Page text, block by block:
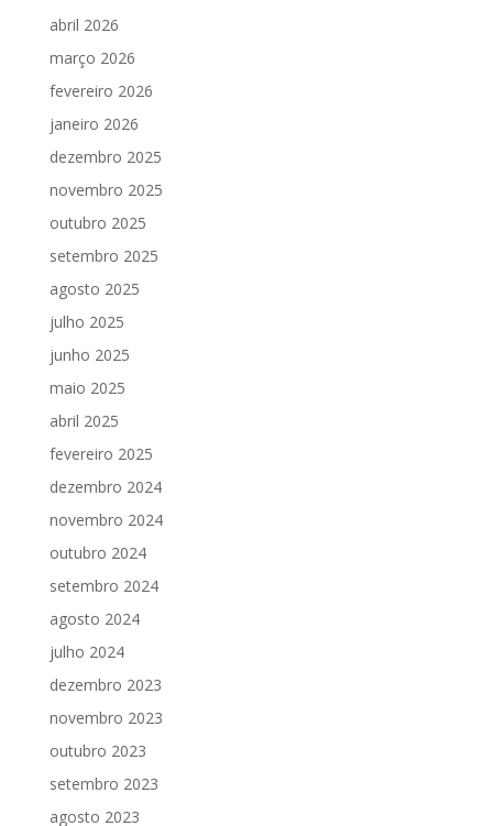
abril 2026
março 2026
fevereiro 2026
janeiro 2026
dezembro 2025
novembro 2025
outubro 2025
setembro 2025
agosto 2025
julho 2025
junho 2025
maio 2025
abril 2025
fevereiro 2025
dezembro 2024
novembro 2024
outubro 2024
setembro 2024
agosto 2024
julho 2024
dezembro 2023
novembro 2023
outubro 2023
setembro 2023
agosto 2023